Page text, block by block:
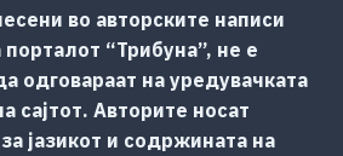
во авторските написи
порталот “Трибуна”, не е
одговараат на уредувачката
сајтот. Авторите носат
јазикот и содржината на